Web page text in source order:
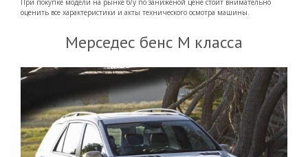
При покупке модели на рынке б/у по заниженой цене стоит внимательно
оценить все характеристики и акты технического осмотра машины.
Мерседес бенс М класса